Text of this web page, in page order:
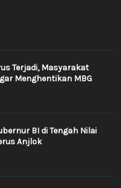
Terjadi, Masyarakat
Menghentikan MBG
BI di Tengah Nilai
Anjlok